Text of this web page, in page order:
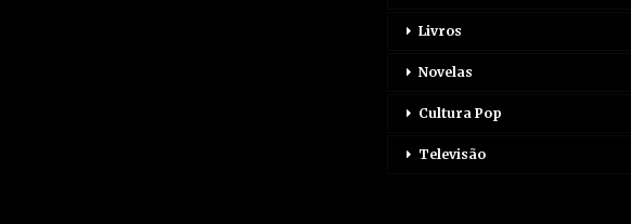
Livros
Novelas
Cultura Pop
Televisão